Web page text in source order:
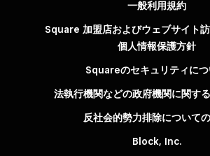
一般利用規約
Square 加盟店およびウェブサイト
個人情報保護方針​
Squareのセキュリティにつ
法執行機関などの政府機関に関す
反社会的勢力排除について
Block, Inc.